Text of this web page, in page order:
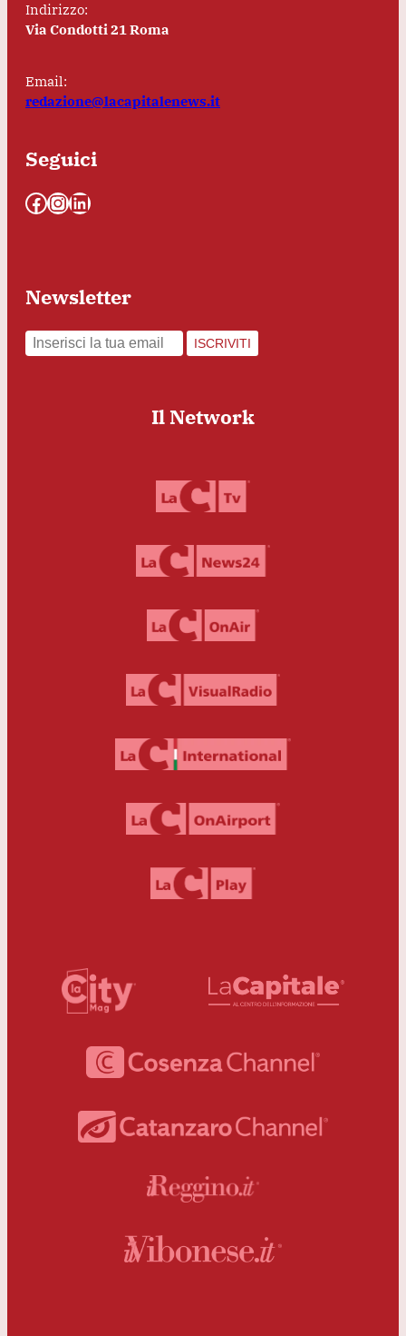
Indirizzo:
Via Condotti 21 Roma
Email:
redazione@lacapitalenews.it
Seguici
Facebook InstagramLinkedIn
Newsletter
ISCRIVITI
Il Network